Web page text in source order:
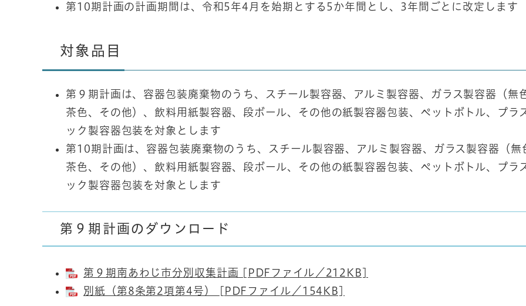
第10期計画の計画期間は、令和5年4月を始期とする5か年間とし、3年間ごとに改定します
対象品目
第９期計画は、容器包装廃棄物のうち、スチール製容器、アルミ製容器、ガラス製容器（無
茶色、その他）、飲料用紙製容器、段ボール、その他の紙製容器包装、ペットボトル、プラ
ック製容器包装を対象とします
第10期計画は、容器包装廃棄物のうち、スチール製容器、アルミ製容器、ガラス製容器（無
茶色、その他）、飲料用紙製容器、段ボール、その他の紙製容器包装、ペットボトル、プラ
ック製容器包装を対象とします
第９期計画のダウンロード
第９期南あわじ市分別収集計画 [PDFファイル／212KB]
別紙（第8条第2項第4号） [PDFファイル／154KB]